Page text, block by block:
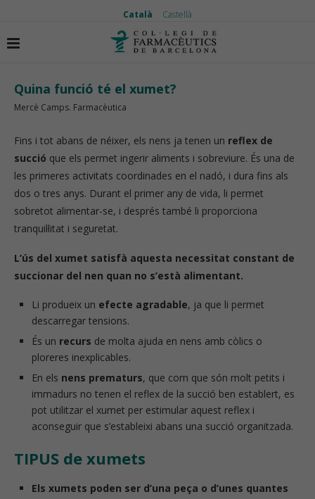
Català Castellà
Inici Vida saludable Quina funció té el xumet?
Quina funció té el xumet?
Mercè Camps. Farmacèutica
Fins i tot abans de néixer, els nens ja tenen un reflex de
succió que els permet ingerir aliments i sobreviure. És una de
les primeres activitats coordinades en el nadó, i dura fins als
dos o tres anys. Durant el primer any de vida, li permet
sobretot alimentar-se, i després també li proporciona
tranquil·litat i seguretat.
L’ús del xumet satisfà aquesta necessitat constant de
succionar del nen quan no s’està alimentant.
Li produeix un efecte agradable, ja que li permet
descarregar tensions.
És un recurs de molta ajuda en nens amb còlics o
ploreres inexplicables.
En els nens prematurs, que com que són molt petits i
immadurs no tenen el reflex de la succió ben establert, es
pot utilitzar el xumet per estimular aquest reflex i
aconseguir que s’estableixi abans una succió organitzada.
TIPUS de xumets
Els xumets poden ser d’una peça o d’unes quantes